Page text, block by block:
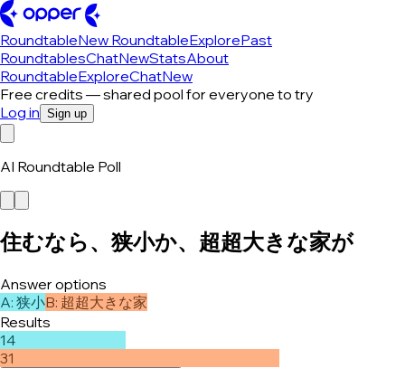
RoundtableNew RoundtableExplorePast
RoundtablesChatNewStatsAbout
RoundtableExploreChatNew
Free credits — shared pool for everyone to try
Log in Sign up
AI Roundtable Poll
住むなら、狭小か、超超大きな家が
Answer options
A: 狭小B: 超超大きな家
Results
14
31